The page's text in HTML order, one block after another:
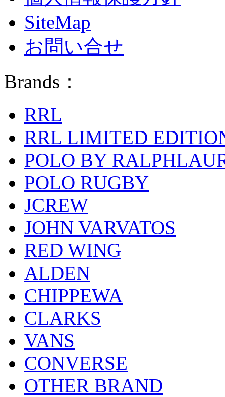
SiteMap
お問い合せ
Brands：
RRL
RRL LIMITED
POLO BY
POLO RUGBY
JCREW
JOHN VARVATOS
RED WING
ALDEN
CHIPPEWA
CLARKS
VANS
CONVERSE
OTHER BRAND